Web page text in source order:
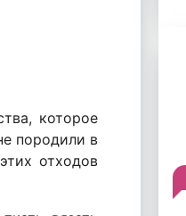
которое
породили в
отходов